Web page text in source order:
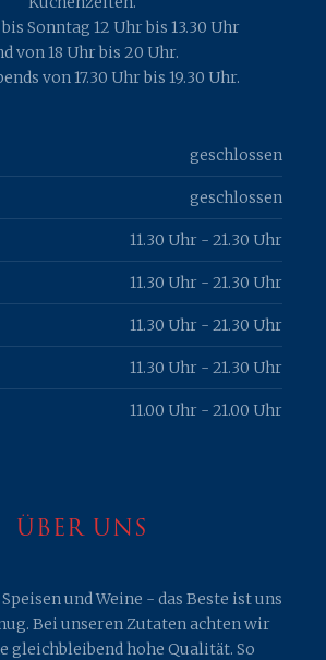
Sonntag 12 Uhr bis 13.30 Uhr
von 18 Uhr bis 20 Uhr.
von 17.30 Uhr bis 19.30 Uhr.
geschlossen
geschlossen
11.30 Uhr - 21.30 Uhr
11.30 Uhr - 21.30 Uhr
11.30 Uhr - 21.30 Uhr
11.30 Uhr - 21.30 Uhr
11.00 Uhr - 21.00 Uhr
ÜBER UNS
und Weine - das Beste ist uns
Bei unseren Zutaten achten wir
gleichbleibend hohe Qualität. So